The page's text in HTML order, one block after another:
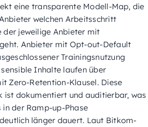
eine transparente Modell-Map, die
welchen Arbeitsschritt
der jeweilige Anbieter mit
Anbieter mit Opt-out-Default
Trainingsnutzung
Inhalte laufen über
Zero-Retention-Klausel. Diese
ist dokumentiert und auditierbar, was
in der Ramp-up-Phase
länger dauert. Laut Bitkom-